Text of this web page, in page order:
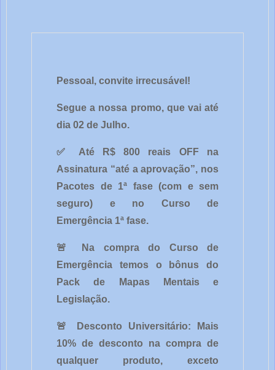
Pessoal, convite irrecusável!
Segue a nossa promo, que vai até
dia 02 de Julho.
✅ Até R$ 800 reais OFF na
Assinatura “até a aprovação”, nos
Pacotes de 1ª fase (com e sem
seguro) e no Curso de
Emergência 1ª fase.
🚨 Na compra do Curso de
Emergência temos o bônus do
Pack de Mapas Mentais e
Legislação.
🚨 Desconto Universitário: Mais
10% de desconto na compra de
qualquer produto, exceto